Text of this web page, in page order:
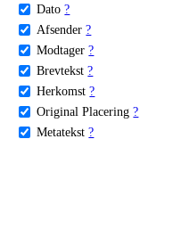
Dato ?
Afsender ?
Modtager ?
Brevtekst ?
Herkomst ?
Original Placering ?
Metatekst ?